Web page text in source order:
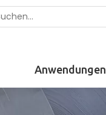
Anwendungen